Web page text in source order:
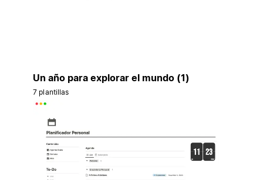
Un año para explorar el mundo (1)
7 plantillas